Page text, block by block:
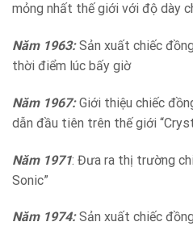
mỏng nhất thế giới với độ dày
Năm 1963:Sản xuất chiếc
thời điểm lúc bấy giờ
Năm 1967:Giới thiệu chiếc
dẫn đầu tiên trên thế giới
Năm 1971: Đưa ra thị trường
Sonic”
Năm 1974:Sản xuất chiếc